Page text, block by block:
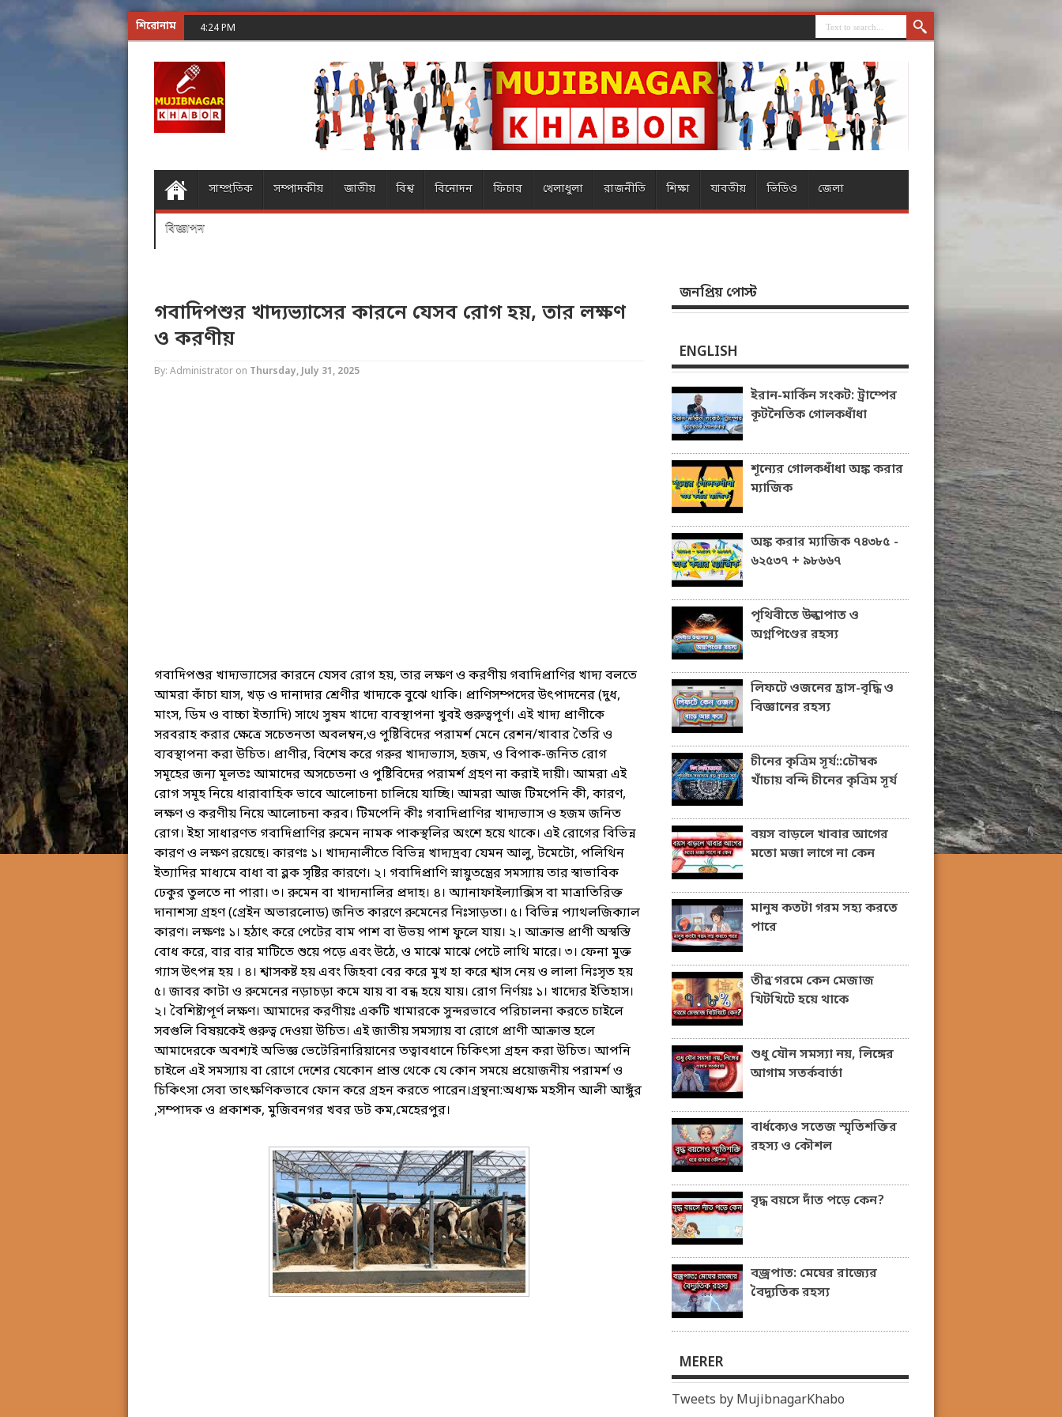
শিরোনাম 4:24 PM
সাম্প্রতিক সম্পাদকীয় জাতীয় বিশ্ব বিনোদন ফিচার খেলাধুলা রাজনীতি শিক্ষা যাবতীয় ভিডিও জেলা
বিজ্ঞাপন
গবাদিপশুর খাদ্যভ্যাসের কারনে যেসব রোগ হয়, তার লক্ষণ
ও করণীয়
By: Administrator on Thursday, July 31, 2025
গবাদিপশুর খাদ্যভ্যাসের কারনে যেসব রোগ হয়, তার লক্ষণ ও করণীয় গবাদিপ্রাণির খাদ্য বলতে
আমরা কাঁচা ঘাস, খড় ও দানাদার শ্রেণীর খাদ্যকে বুঝে থাকি। প্রাণিসম্পদের উৎপাদনের (দুধ,
মাংস, ডিম ও বাচ্চা ইত্যাদি) সাথে সুষম খাদ্যে ব্যবস্থাপনা খুবই গুরুত্বপূর্ণ। এই খাদ্য প্রাণীকে
সরবরাহ করার ক্ষেত্রে সচেতনতা অবলম্বন,ও পুষ্টিবিদের পরামর্শ মেনে রেশন/খাবার তৈরি ও
ব্যবস্থাপনা করা উচিত। প্রাণীর, বিশেষ করে গরুর খাদ্যভ্যাস, হজম, ও বিপাক-জনিত রোগ
সমূহের জন্য মূলতঃ আমাদের অসচেতনা ও পুষ্টিবিদের পরামর্শ গ্রহণ না করাই দায়ী। আমরা এই
রোগ সমূহ নিয়ে ধারাবাহিক ভাবে আলোচনা চালিয়ে যাচ্ছি। আমরা আজ টিমপেনি কী, কারণ,
লক্ষণ ও করণীয় নিয়ে আলোচনা করব। টিমপেনি কীঃ গবাদিপ্রাণির খাদ্যভ্যাস ও হজম জনিত
রোগ। ইহা সাধারণত গবাদিপ্রাণির রুমেন নামক পাকস্থলির অংশে হয়ে থাকে। এই রোগের বিভিন্ন
কারণ ও লক্ষণ রয়েছে। কারণঃ ১। খাদ্যনালীতে বিভিন্ন খাদ্যদ্রব্য যেমন আলু, টমেটো, পলিথিন
ইত্যাদির মাধ্যমে বাধা বা ব্লক সৃষ্টির কারণে। ২। গবাদিপ্রাণি স্নায়ুতন্ত্রের সমস্যায় তার স্বাভাবিক
ঢেকুর তুলতে না পারা। ৩। রুমেন বা খাদ্যনালির প্রদাহ। ৪। অ্যানাফাইল্যাক্সিস বা মাত্রাতিরিক্ত
দানাশস্য গ্রহণ (গ্রেইন অভারলোড) জনিত কারণে রুমেনের নিঃসাড়তা। ৫। বিভিন্ন প্যাথলজিক্যাল
কারণ। লক্ষণঃ ১। হঠাৎ করে পেটের বাম পাশ বা উভয় পাশ ফুলে যায়। ২। আক্রান্ত প্রাণী অস্বস্তি
বোধ করে, বার বার মাটিতে শুয়ে পড়ে এবং উঠে, ও মাঝে মাঝে পেটে লাথি মারে। ৩। ফেনা মুক্ত
গ্যাস উৎপন্ন হয় । ৪। শ্বাসকষ্ট হয় এবং জিহবা বের করে মুখ হা করে শ্বাস নেয় ও লালা নিঃসৃত হয়
৫। জাবর কাটা ও রুমেনের নড়াচড়া কমে যায় বা বন্ধ হয়ে যায়। রোগ নির্ণয়ঃ ১। খাদ্যের ইতিহাস।
২। বৈশিষ্ট্যপূর্ণ লক্ষণ। আমাদের করণীয়ঃ একটি খামারকে সুন্দরভাবে পরিচালনা করতে চাইলে
সবগুলি বিষয়কেই গুরুত্ব দেওয়া উচিত। এই জাতীয় সমস্যায় বা রোগে প্রাণী আক্রান্ত হলে
আমাদেরকে অবশ্যই অভিজ্ঞ ভেটেরিনারিয়ানের তত্বাবধানে চিকিৎসা গ্রহন করা উচিত। আপনি
চাইলে এই সমস্যায় বা রোগে দেশের যেকোন প্রান্ত থেকে যে কোন সময়ে প্রয়োজনীয় পরামর্শ ও
চিকিৎসা সেবা তাৎক্ষণিকভাবে ফোন করে গ্রহন করতে পারেন।গ্রন্থনা:অধ্যক্ষ মহসীন আলী আঙ্গুঁর
,সম্পাদক ও প্রকাশক, মুজিবনগর খবর ডট কম,মেহেরপুর।
জনপ্রিয় পোস্ট
ENGLISH
ইরান-মার্কিন সংকট: ট্রাম্পের
কূটনৈতিক গোলকধাঁধা
শূন্যের গোলকধাঁধা অঙ্ক করার
ম্যাজিক
অঙ্ক করার ম্যাজিক ৭৪৩৮৫ -
৬২৫৩৭ + ৯৮৬৬৭
পৃথিবীতে উল্কাপাত ও
অগ্নপিণ্ডের রহস্য
লিফটে ওজনের হ্রাস-বৃদ্ধি ও
বিজ্ঞানের রহস্য
চীনের কৃত্রিম সূর্য::চৌম্বক
খাঁচায় বন্দি চীনের কৃত্রিম সূর্য
বয়স বাড়লে খাবার আগের
মতো মজা লাগে না কেন
মানুষ কতটা গরম সহ্য করতে
পারে
তীব্র গরমে কেন মেজাজ
খিটখিটে হয়ে থাকে
শুধু যৌন সমস্যা নয়, লিঙ্গের
আগাম সতর্কবার্তা
বার্ধক্যেও সতেজ স্মৃতিশক্তির
রহস্য ও কৌশল
বৃদ্ধ বয়সে দাঁত পড়ে কেন?
বজ্রপাত: মেঘের রাজ্যের
বৈদ্যুতিক রহস্য
MERER
Tweets by MujibnagarKhabo